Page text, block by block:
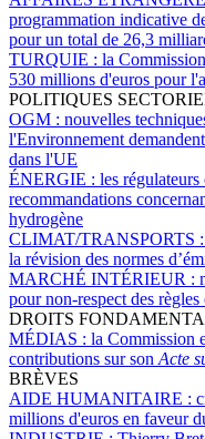
programmation indicative
pour un total de 26,3
TURQUIE : la
530 millions d'euros pour
POLITIQUES
OGM : nouvelles
l'Environnement
dans l'UE
ÉNERGIE : les régulateurs
recommandations
hydrogène
CLIMAT/TRANSPORTS :
la révision des normes
MARCHÉ INTÉRIEUR :
pour non-respect des règles
DROITS
MÉDIAS : la Commission
contributions sur son Acte
BRÈVES
AIDE HUMANITAIRE :
millions d'euros en faveur